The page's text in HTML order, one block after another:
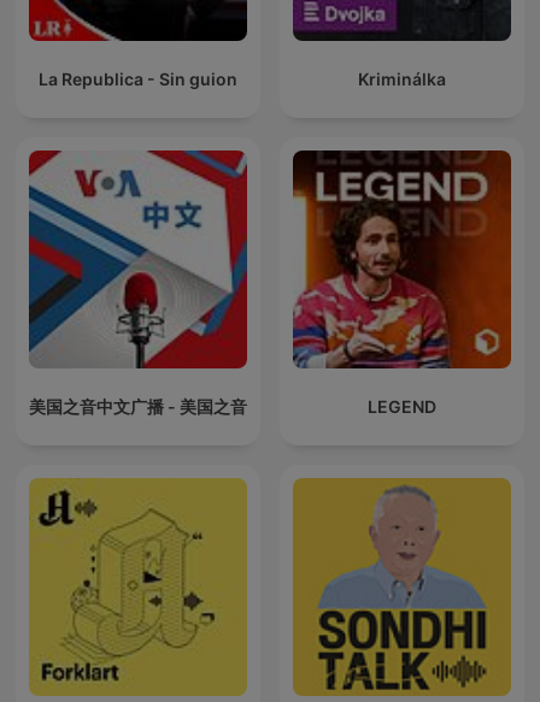
La Republica - Sin guion Kriminálka
美国之音中文广播 - 美国之音 LEGEND